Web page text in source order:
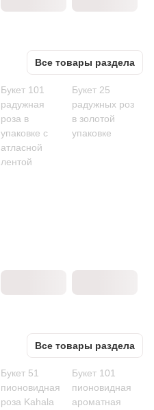
Все товары раздела
Букет 101
радужная
роза в
упаковке с
атласной
лентой
Букет 25
радужных роз
в золотой
упаковке
Все товары раздела
Букет 51
пионовидная
роза Kahala
Букет 101
пионовидная
ароматная